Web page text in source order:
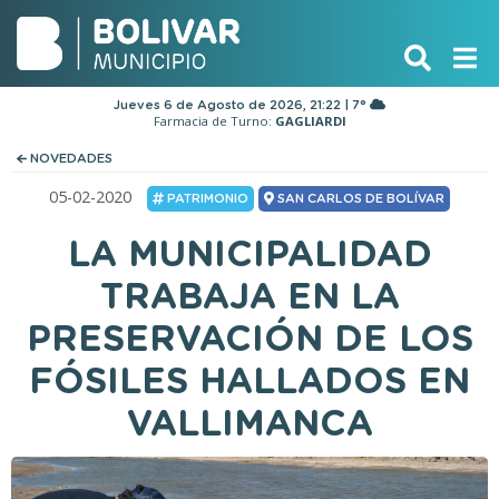
Jueves 6 de Agosto de 2026, 21:22 | 7°
Farmacia de Turno: GAGLIARDI
NOVEDADES
05-02-2020 PATRIMONIO SAN CARLOS DE BOLÍVAR
LA MUNICIPALIDAD
TRABAJA EN LA
PRESERVACIÓN DE LOS
FÓSILES HALLADOS EN
VALLIMANCA